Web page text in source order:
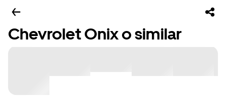
Chevrolet Onix o similar